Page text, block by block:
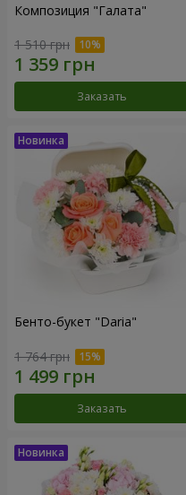
Композиция "Галата"
1 510 грн
Заказать
Бенто-букет "Daria"
1 764 грн
Заказать